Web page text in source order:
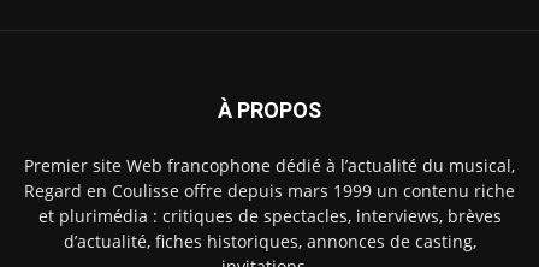
À PROPOS
Premier site Web francophone dédié à l’actualité du musical,
Regard en Coulisse offre depuis mars 1999 un contenu riche
et plurimédia : critiques de spectacles, interviews, brèves
d’actualité, fiches historiques, annonces de casting,